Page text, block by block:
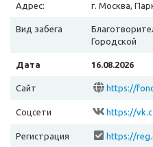
Адрес: г. Москва,
Вид забега
Городской
Дата 16.08.2026
Сайт https://
Соцсети https://
Регистрация
https://